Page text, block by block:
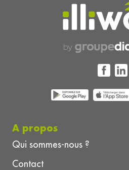
A propos
Qui sommes-nous ?
Contact